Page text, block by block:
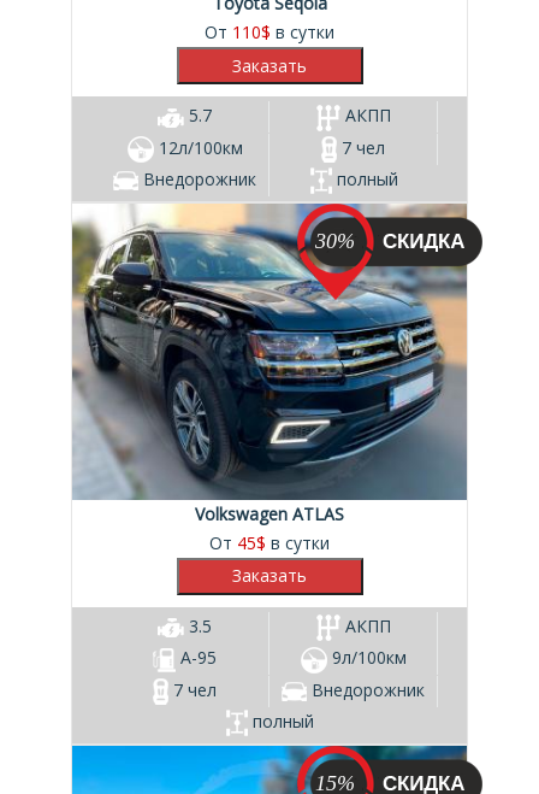
От 110$ в сутки
5.7
АКПП
12л/100км
7 чел
Внедорожник
полный
30%
Volkswagen ATLAS
От 45$ в сутки
3.5
АКПП
А-95
9л/100км
7 чел
Внедорожник
полный
15%